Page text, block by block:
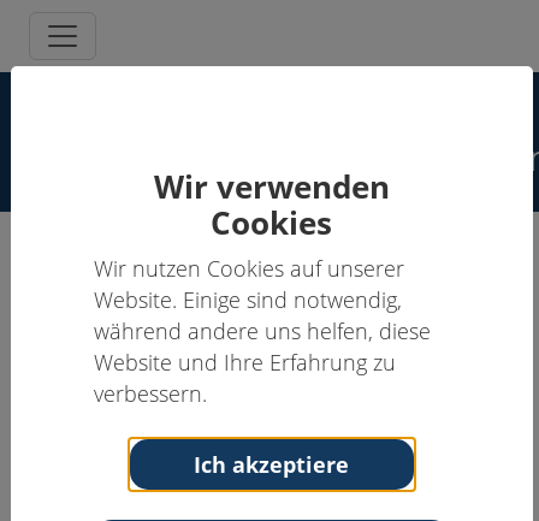
Wir verwenden
Cookies
Wir nutzen Cookies auf unserer
Website. Einige sind notwendig,
während andere uns helfen, diese
Website und Ihre Erfahrung zu
verbessern.
Ich akzeptiere
Eva Liesering-Latta, Dipl.-Psych.
Supervisor:in, Schmerzpsychotherapeut:in
Anschrift
Zentrum Mainz
Auf der Steig 16
Kontakt
info@deutsches-
schmerz-zentrum.de